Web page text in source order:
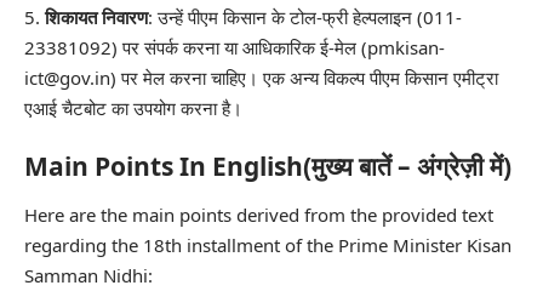
शिकायत निवारण: उन्हें पीएम किसान के टोल-फ्री हेल्पलाइन (011-
23381092) पर संपर्क करना या आधिकारिक ई-मेल (pmkisan-
ict@gov.in) पर मेल करना चाहिए। एक अन्य विकल्प पीएम किसान एमीट्रा
एआई चैटबोट का उपयोग करना है।
Main Points In English(मुख्य बातें – अंग्रेज़ी में)
Here are the main points derived from the provided text
regarding the 18th installment of the Prime Minister Kisan
Samman Nidhi: